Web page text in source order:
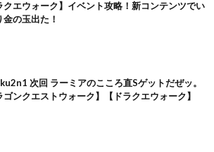
クエウォーク】イベント攻略！新コンテンツでい
金の玉出た！
次回 ラーミアのこころ直Sゲットだぜッ。
ゴンクエストウォーク】【ドラクエウォーク】